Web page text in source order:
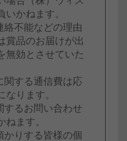
かねます。
不能などの理由
賞品のお届けが出
無効とさせていた
関する通信費は応
ります。
するお問い合わせ
ます。
かりする皆様の個